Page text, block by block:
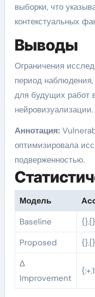
выборки, что
контекстуальных
Выводы
Ограничения
период наблюдения,
для будущих работ
нейровизуализации.
Аннотация:
оптимизировала
подверженностью.
Модель
Baseline
{}.{}
Proposed
{}.{}
Δ
Improvement